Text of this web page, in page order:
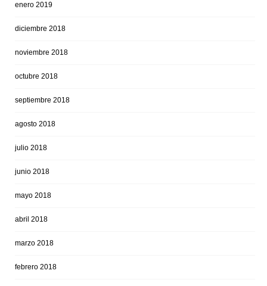
enero 2019
diciembre 2018
noviembre 2018
octubre 2018
septiembre 2018
agosto 2018
julio 2018
junio 2018
mayo 2018
abril 2018
marzo 2018
febrero 2018